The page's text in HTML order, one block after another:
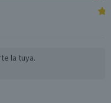
la tuya.